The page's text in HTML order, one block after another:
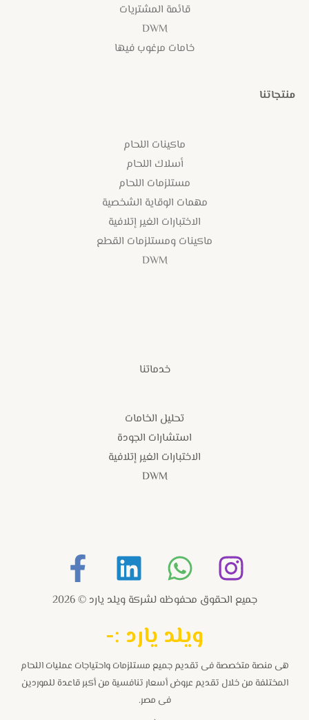
قائمة المشتريات
DWM
خامات مرغوب فيها
منتجاتنا
ماكينات اللحام
أسلاك اللحام
مستلزمات اللحام
مهمات الوقاية الشخصية
الاختبارات الغير إتلافية
ماكينات ومستلزمات القطع
DWM
خدماتنا
تحليل الخامات
استشارات الجودة
الاختبارات الغير إتلافية
DWM
جميع الحقوق محفوظه لشركة ويلد يارد © 2026
ويلد يارد :-
هى منصة متخصصة فى تقديم جميع مستلزمات واحتياجات عمليات اللحام
المختلفة من خلال تقديم عروض أسعار تنافسية من أكبر قاعدة للموردين
فى مصر.